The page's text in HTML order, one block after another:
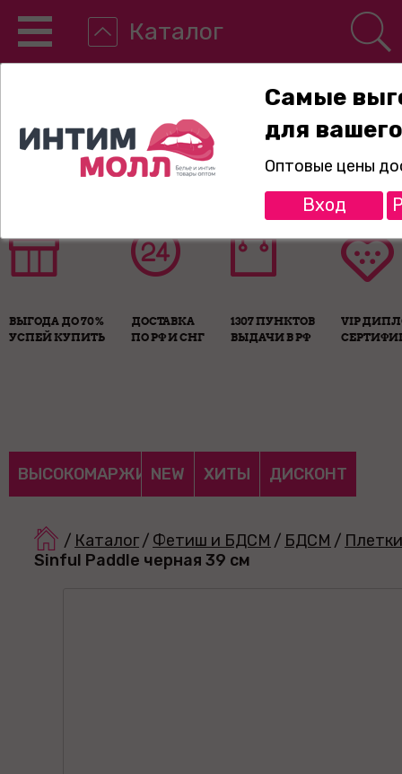
Каталог
8-800-775-89-65
ВЫГОДА ДО 70%
УСПЕЙ КУПИТЬ
ДОСТАВКА
ПО РФ И СНГ
1307 ПУНКТОВ
ВЫДАЧИ В РФ
VIP
ВЫСОКОМАРЖИНАЛЬНЫЕ
NEW ХИТЫ ДИСКОНТ
/ Каталог/ Фетиш и БДСМ / БДСМ /
Sinful Paddle черная 39 см
Самые
для
Оптовые цены
Вход